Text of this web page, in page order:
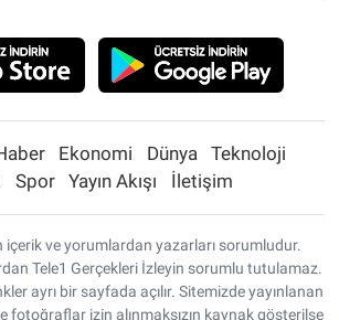
Ekonomi Dünya
Teknoloji
Spor Yayın Akışı İletişim
içerik ve yorumlardan yazarları sorumludur.
Tele1 Gerçekleri İzleyin sorumlu tutulamaz.
ayrı bir sayfada açılır. Sitemizde yayınlanan
fotoğraflar izin alınmaksızın kaynak gösterilse